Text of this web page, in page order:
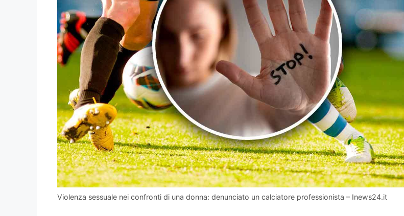
Violenza sessuale nei confronti di una donna: denunciato un calciatore professionista – Inews24.it